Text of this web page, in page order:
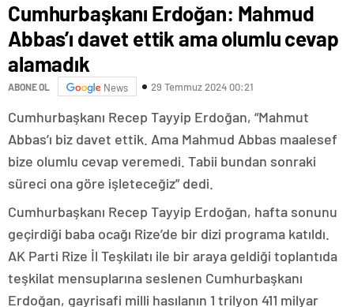
Cumhurbaşkanı Erdoğan: Mahmud
Abbas’ı davet ettik ama olumlu cevap
alamadık
ABONE OL News 29 Temmuz 2024 00:21
Cumhurbaşkanı Recep Tayyip Erdoğan, “Mahmut
Abbas’ı biz davet ettik. Ama Mahmud Abbas maalesef
bize olumlu cevap veremedi. Tabii bundan sonraki
süreci ona göre işleteceğiz” dedi.
Cumhurbaşkanı Recep Tayyip Erdoğan, hafta sonunu
geçirdiği baba ocağı Rize’de bir dizi programa katıldı.
AK Parti Rize İl Teşkilatı ile bir araya geldiği toplantıda
teşkilat mensuplarına seslenen Cumhurbaşkanı
Erdoğan, gayrisafi milli hasılanın 1 trilyon 411 milyar